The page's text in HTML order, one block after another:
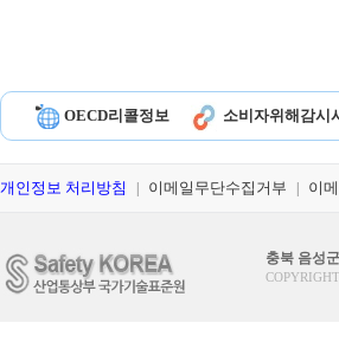
OECD리콜정보 소비자위해감시
개인정보 처리방침 이메일무단수집거부 이
충북 음성